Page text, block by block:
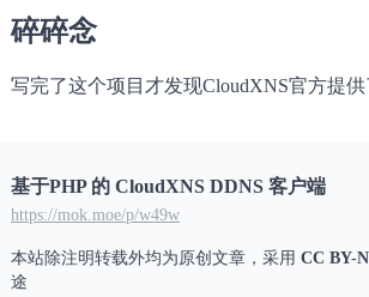
碎碎念
写完了这个项目才发现CloudXNS官方提
基于PHP 的 CloudXNS DDNS 客户端
https://mok.moe/p/w49w
本站除注明转载外均为原创文章，采用 CC BY-
途